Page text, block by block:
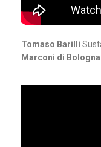
Tomaso Barilli
Marconi di Bologna